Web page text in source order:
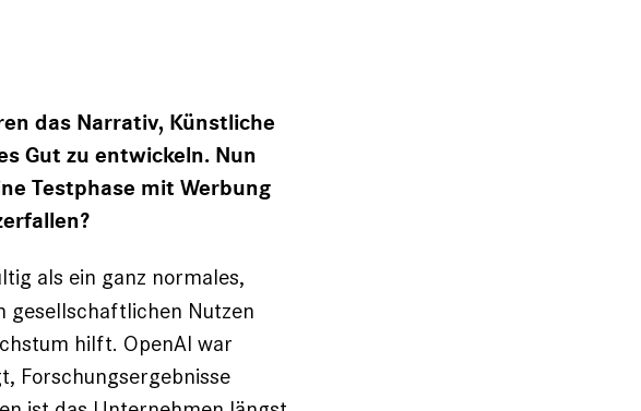
das Narrativ, Künstliche
Gut zu entwickeln. Nun
Testphase mit Werbung
als ein ganz normales,
gesellschaftlichen Nutzen
hilft. OpenAI war
Forschungsergebnisse